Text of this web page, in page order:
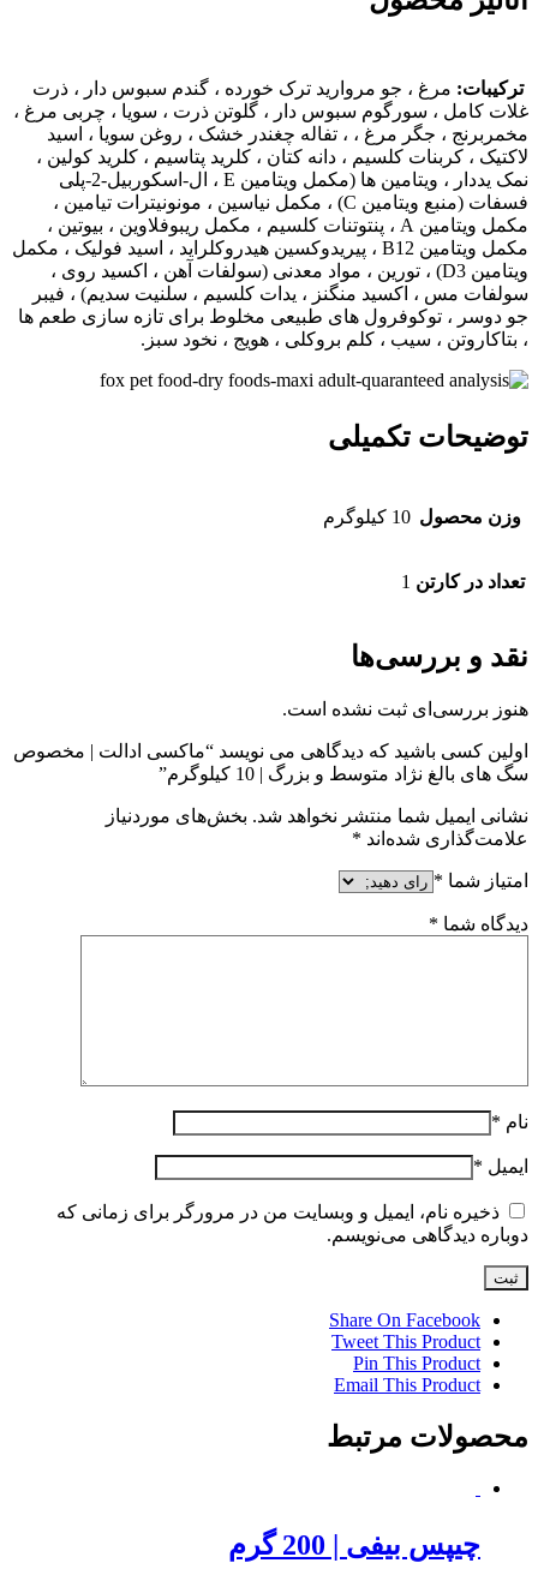
ترکیبات: مرغ ، جو مروارید ترک خورده ، گندم سبوس دار ، ذرت
غلات کامل ، سورگوم سبوس دار ، گلوتن ذرت ، سویا ، چربی مرغ ،
مخمربرنج ، جگر مرغ ، ، تفاله چغندر خشک ، روغن سویا ، اسید
لاکتیک ، کربنات کلسیم ، دانه کتان ، کلرید پتاسیم ، کلرید کولین ،
نمک یددار ، ویتامین ها (مکمل ویتامین E ، ال-اسکوربیل-2-پلی
فسفات (منبع ویتامین C) ، مکمل نیاسین ، مونونیترات تیامین ،
مکمل ویتامین A ، پنتوتنات کلسیم ، مکمل ریبوفلاوین ، بیوتین ،
مکمل ویتامین B12 ، پیریدوکسین هیدروکلراید ، اسید فولیک ، مکمل
ویتامین D3) ، تورین ، مواد معدنی (سولفات آهن ، اکسید روی ،
سولفات مس ، اکسید منگنز ، یدات کلسیم ، سلنیت سدیم) ، فیبر
جو دوسر ، توکوفرول های طبیعی مخلوط برای تازه سازی طعم ها
، بتاکاروتن ، سیب ، کلم بروکلی ، هویج ، نخود سبز.
توضیحات تکمیلی
وزن محصول 10 کیلوگرم
تعداد در کارتن 1
نقد و بررسی‌ها
هنوز بررسی‌ای ثبت نشده است.
اولین کسی باشید که دیدگاهی می نویسد “ماکسی ادالت | مخصوص
سگ های بالغ نژاد متوسط و بزرگ | 10 کیلوگرم”
نشانی ایمیل شما منتشر نخواهد شد. بخش‌های موردنیاز
علامت‌گذاری شده‌اند *
امتیاز شما *
دیدگاه شما *
نام *
ایمیل *
ذخیره نام، ایمیل و وبسایت من در مرورگر برای زمانی که
دوباره دیدگاهی می‌نویسم.
Share On Facebook
Tweet This Product
Pin This Product
Email This Product
محصولات مرتبط
چیپس بیفی | 200 گرم